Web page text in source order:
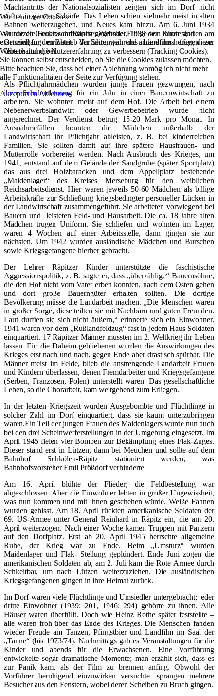
Machtantritts der Nationalsozialisten zeigten sich im Dorf nicht
sofort in ganzer Schärfe. Das Leben schien vielmehr meist in alten
Bahnen weiterzugehen, und Neues kam hinzu. Am 6. Juni 1934
wurde die Feuerwehr Räpitz gegründet, 1938 der Kindergarten am
Ortseingang errichtet. Vorführungen des Landfilms trugen zur
Unterhaltung bei.
Als Pflichtjahrmädchen wurden junge Frauen gezwungen, nach
ihrer Schulentlassung für ein Jahr in einer Bauernwirtschaft zu
arbeiten. Sie wohnten meist auf dem Hof. Die Arbeit bei einem
Nebenerwerbslandwirt oder Gewerbebetrieb wurde nicht
angerechnet. Der Verdienst betrug 15-20 Mark pro Monat. In
Ausnahmefällen konnten die Mädchen außerhalb der
Landwirtschaft ihr Pflichtjahr ableisten, z. B. bei kinderreichen
Familien. Sie sollten damit auf ihre spätere Hausfrauen- und
Mutterrolle vorbereitet werden. Nach Ausbruch des Krieges, um
1941, entstand auf dem Gelände der Sandgrube (später Sportplatz)
das aus drei Holzbaracken und dem Appellplatz bestehende
„Maidenlager“ des Kreises Merseburg für den weiblichen
Reichsarbeitsdienst. Hier waren jeweils 50-60 Mädchen als billige
Arbeitskräfte zur Schließung kriegsbedingter personeller Lücken in
der Landwirtschaft zusammengeführt. Sie arbeiteten vorwiegend bei
Bauern und leisteten Feld- und Hausarbeit. Die ca. 18 Jahre alten
Mädchen trugen Uniform. Sie schliefen und wohnten im Lager,
waren 4 Wochen auf einer Arbeitsstelle, dann gingen sie zur
nächsten. Um 1942 wurden ausländische Mädchen und Burschen
sowie Kriegsgefangene hierher gebracht.
Der Lehrer Räpitzer Kinder unterstützte die faschistische
Aggressionspolitik; z. B. sagte er, dass „überzählige“ Bauernsöhne,
die den Hof nicht vom Vater erben konnten, nach dem Osten gehen
und dort große Bauerngüter erhalten sollten. Die dortige
Bevölkerung müsse die Landarbeit machen. „Die Menschen waren
in großer Sorge, diese teilten sie mit Nachbarn und guten Freunden.
Laut durften sie sich nicht äußern,“ erinnerte sich ein Einwohner.
1941 waren vor dem „Rußlandfeldzug“ fast in jedem Haus Soldaten
einquartiert. 17 Räpitzer Männer mussten im 2. Weltkrieg ihr Leben
lassen. Für die Daheim gebliebenen wurden die Auswirkungen des
Krieges erst nach und nach, gegen Ende aber drastisch spürbar. Die
Männer meist im Felde, blieb die anstrengende Landarbeit Frauen
und Kindern überlassen, denen Fremdarbeiter und Kriegsgefangene
(Serben, Franzosen, Polen) unterstellt waren. Das gesellschaftliche
Leben, so die Chorarbeit, kam weitgehend zum Erliegen.
In der letzten Kriegszeit wurden Ausgebombte und Flüchtlinge in
solcher Zahl im Dorf einquartiert, dass sie kaum unterzubringen
waren.Ein Teil der jungen Frauen des Maidenlagers wurde nun auch
bei den drei Scheinwerferstellungen in der Umgebung eingesetzt. Im
April 1945 fielen vier Bomben zur Bekämpfung eines Flak-Zuges.
Dieser stand erst in Lützen, dann bei Meuchen und sollte auf dem
Bahnhof Schkölen-Räpitz stationiert werden, was
Bahnhofsvorsteher Emil Prößdorf verhinderte.
Am 16. April blühte der Flieder; die Feldbestellung war
abgeschlossen. Aber die Einwohner lebten in großer Ungewissheit,
was nun kommen und mit ihnen geschehen würde. Weiße Fahnen
wurden gehisst. Am 18. April rückten amerikanische Soldaten der
69. US-Armee unter General Reinhard in Räpitz ein, die am 20.
April weiterzogen. Nach einer Woche kamen Truppen mit Panzern
auf den Dorfplatz. Erst ab 20. April 1945 herrschte allgemeine
Ruhe, der Krieg war zu Ende. Beim „Umsturz“ wurden
Maidenlager und Flak- Stellung geplündert. Ende Juni zogen die
amerikanischen Soldaten ab, am 2. Juli kam die Rote Armee durch
Schkeitbar, um nach Lützen weiterzuziehen. Die ausländischen
Kriegsgefangenen gingen in ihre Heimat zurück.
Im Dorf waren viele Flüchtlinge und Umsiedler untergebracht; jeder
dritte Einwohner (1939: 201, 1946: 294) gehörte zu ihnen. Alle
Häuser waren überfüllt. Doch wie Heinz Rothe später feststellte –
alle waren froh über das Ende des Krieges. Die Menschen fanden
wieder Freude am Tanzen, Pfingstbier und Landfilm im Saal der
„Tanne“ (bis 1973/74). Nachmittags gab es Veranstaltungen für die
Kinder und abends für die Erwachsenen. Eine Vorführung
entwickelte sogar dramatische Momente; man erzählt sich, dass es
zur Panik kam, als der Film zu brennen anfing. Obwohl der
Vorführer beruhigend einzuwirken versuchte, sprangen mehrere
Besucher aus den Fenstern, wobei deren Scheiben zu Bruch gingen.
Wir benutzen Cookies
Wir nutzen Cookies auf unserer Website. Einige von ihnen sind
essenziell für den Betrieb der Seite, während andere uns helfen, diese
Website und die Nutzererfahrung zu verbessern (Tracking Cookies).
Sie können selbst entscheiden, ob Sie die Cookies zulassen möchten.
Bitte beachten Sie, dass bei einer Ablehnung womöglich nicht mehr
alle Funktionalitäten der Seite zur Verfügung stehen.
AkzeptierenAblehnen